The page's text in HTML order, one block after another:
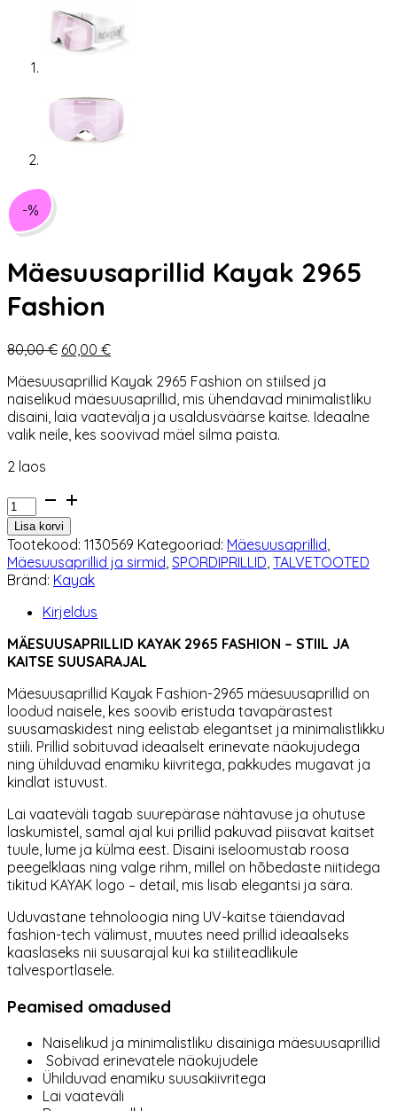
-%
Mäesuusaprillid Kayak 2965
Fashion
80,00€ Algne
oli:
80,00 €.
60,00 €Praegune
on:
60,00 €.
Mäesuusaprillid Kayak 2965 Fashion on stiilsed ja
naiselikud mäesuusaprillid, mis ühendavad minimalistliku
disaini, laia vaatevälja ja usaldusväärse kaitse. Ideaalne
valik neile, kes soovivad mäel silma paista.
2 laos
Mäesuusaprillid
Kayak
2965
Fashion
kogus
Lisa korvi
Tootekood: 1130569 Kategooriad: Mäesuusaprillid,
Mäesuusaprillid ja sirmid, SPORDIPRILLID, TALVETOOTED
Bränd: Kayak
Kirjeldus
MÄESUUSAPRILLID KAYAK 2965 FASHION – STIIL JA
KAITSE SUUSARAJAL
Mäesuusaprillid Kayak Fashion-2965 mäesuusaprillid on
loodud naisele, kes soovib eristuda tavapärastest
suusamaskidest ning eelistab elegantset ja minimalistlikku
stiili. Prillid sobituvad ideaalselt erinevate näokujudega
ning ühilduvad enamiku kiivritega, pakkudes mugavat ja
kindlat istuvust.
Lai vaateväli tagab suurepärase nähtavuse ja ohutuse
laskumistel, samal ajal kui prillid pakuvad piisavat kaitset
tuule, lume ja külma eest. Disaini iseloomustab roosa
peegelklaas ning valge rihm, millel on hõbedaste niitidega
tikitud KAYAK logo – detail, mis lisab elegantsi ja sära.
Uduvastane tehnoloogia ning UV-kaitse täiendavad
fashion-tech välimust, muutes need prillid ideaalseks
kaaslaseks nii suusarajal kui ka stiiliteadlikule
talvesportlasele.
Peamised omadused
Naiselikud ja minimalistliku disainiga mäesuusaprillid
Sobivad erinevatele näokujudele
Ühilduvad enamiku suusakiivritega
Lai vaateväli